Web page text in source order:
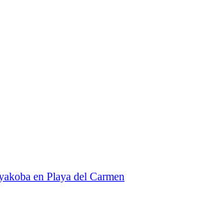
en Playa del Carmen